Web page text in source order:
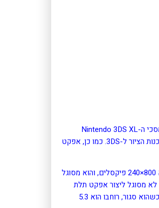
נינטנדו הכריזה במופע ה-Nintendo Direct על יציאתה של גרסתה המוגדלת של הקונסולה. מסכי ה-Nintendo 3DS XL
גדולים יותר בכ-90% ממסכי Nintendo 3DS, ולפיכך מאפשרים איכות גבוהה יותר ויתרון בתוכנות הציור ל-3DS. כמו כן, אפקט
לקונסולת ה-3DS יש שני מסכים. גודלו של המסך העליון הוא 3.53 אינץ' והרזולוציה שלו היא 800×240 פיקסלים, והוא מסוגל
גודלו של המסך התחתון הוא 3.02 אינץ', מסך זה לא מסוגל ליצור אפקט תלת
מימד, אך הוא מסך מגע. הרזולוציה שלו היא 320×240 פיקסלים. ה-3DS שוקל כ-226 גרם, וכשהוא סגור, רוחבו הוא 5.3